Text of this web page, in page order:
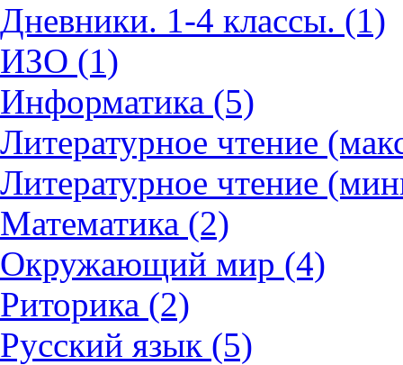
Дневники. 1-4 классы. (1)
ИЗО (1)
Информатика (5)
Литературное чтение
Литературное чтение
Математика (2)
Окружающий мир (4)
Риторика (2)
Русский язык (5)